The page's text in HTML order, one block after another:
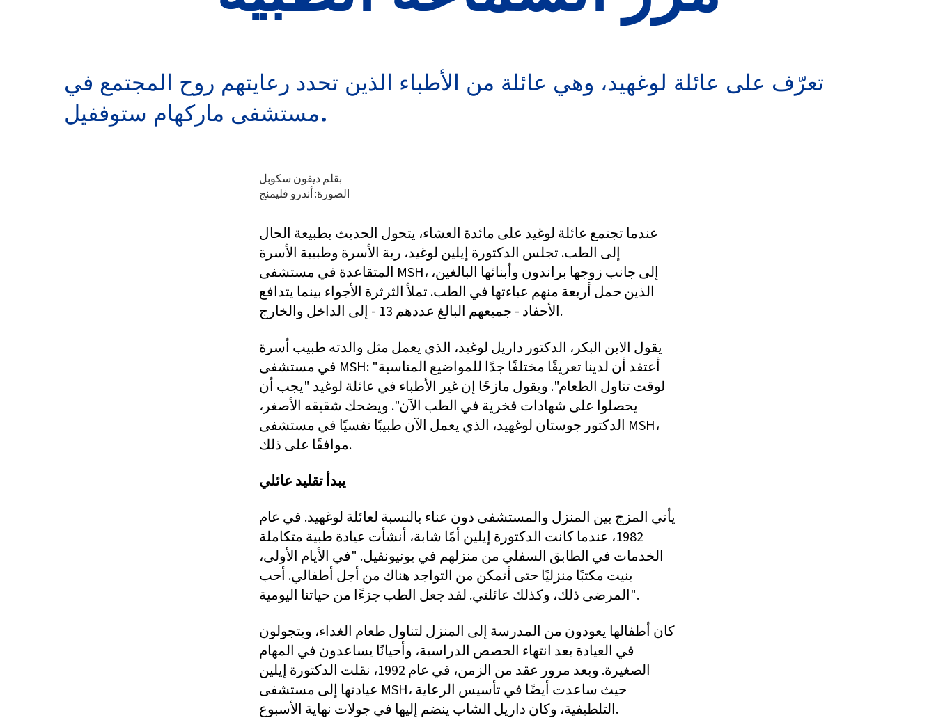
تعرّف على عائلة لوغهيد، وهي عائلة من الأطباء الذين تحدد رعايتهم روح المجتمع في
مستشفى ماركهام ستوففيل.
بقلم ديفون سكوبل
الصورة: أندرو فليمنج
عندما تجتمع عائلة لوغيد على مائدة العشاء، يتحول الحديث بطبيعة الحال
إلى الطب. تجلس الدكتورة إيلين لوغيد، ربة الأسرة وطبيبة الأسرة
المتقاعدة في مستشفى MSH، إلى جانب زوجها براندون وأبنائها البالغين،
الذين حمل أربعة منهم عباءتها في الطب. تملأ الثرثرة الأجواء بينما يتدافع
الأحفاد - جميعهم البالغ عددهم 13 - إلى الداخل والخارج.
يقول الابن البكر، الدكتور داريل لوغيد، الذي يعمل مثل والدته طبيب أسرة
في مستشفى MSH: "أعتقد أن لدينا تعريفًا مختلفًا جدًا للمواضيع المناسبة
لوقت تناول الطعام". ويقول مازحًا إن غير الأطباء في عائلة لوغيد "يجب أن
يحصلوا على شهادات فخرية في الطب الآن". ويضحك شقيقه الأصغر،
الدكتور جوستان لوغهيد، الذي يعمل الآن طبيبًا نفسيًا في مستشفى MSH،
موافقًا على ذلك.
يبدأ تقليد عائلي
يأتي المزج بين المنزل والمستشفى دون عناء بالنسبة لعائلة لوغهيد. في عام
1982، عندما كانت الدكتورة إيلين أمًا شابة، أنشأت عيادة طبية متكاملة
الخدمات في الطابق السفلي من منزلهم في يونيونفيل. "في الأيام الأولى،
بنيت مكتبًا منزليًا حتى أتمكن من التواجد هناك من أجل أطفالي. أحب
المرضى ذلك، وكذلك عائلتي. لقد جعل الطب جزءًا من حياتنا اليومية".
كان أطفالها يعودون من المدرسة إلى المنزل لتناول طعام الغداء، ويتجولون
في العيادة بعد انتهاء الحصص الدراسية، وأحيانًا يساعدون في المهام
الصغيرة. وبعد مرور عقد من الزمن، في عام 1992، نقلت الدكتورة إيلين
عيادتها إلى مستشفى MSH، حيث ساعدت أيضًا في تأسيس الرعاية
التلطيفية، وكان داريل الشاب ينضم إليها في جولات نهاية الأسبوع.